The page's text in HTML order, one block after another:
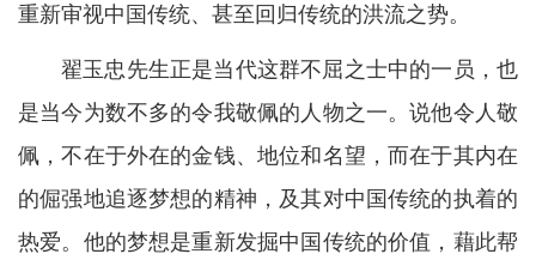
重新审视中国传统、甚至回归传统的洪流之势。
翟玉忠先生正是当代这群不屈之士中的一员，也
是当今为数不多的令我敬佩的人物之一。说他令人敬
佩，不在于外在的金钱、地位和名望，而在于其内在
的倔强地追逐梦想的精神，及其对中国传统的执着的
热爱。他的梦想是重新发掘中国传统的价值，藉此帮